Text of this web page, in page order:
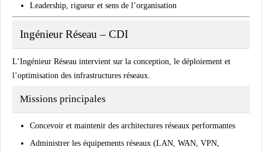
Leadership, rigueur et sens de l’organisation
Ingénieur Réseau – CDI
L’Ingénieur Réseau intervient sur la conception, le déploiement et
l’optimisation des infrastructures réseaux.
Missions principales
Concevoir et maintenir des architectures réseaux performantes
Administrer les équipements réseaux (LAN, WAN, VPN,